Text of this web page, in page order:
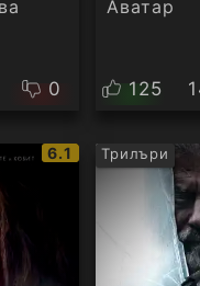
0
Аватар
125
IMDb
рейтинг:
6.1 Трилъри